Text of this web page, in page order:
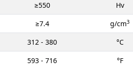
≥550
Hv
≥7.4 g/cm3
312 - 380
°C
593 - 716
°F